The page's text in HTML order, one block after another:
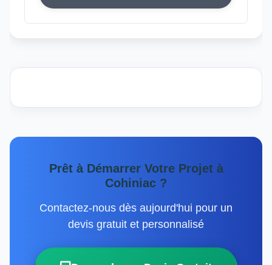
Prêt à Démarrer Votre Projet à
Cohiniac ?
Contactez-nous dès aujourd'hui pour un
devis gratuit et personnalisé